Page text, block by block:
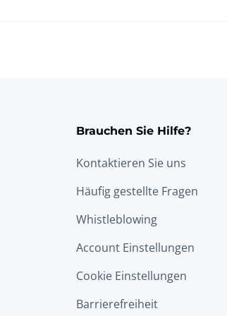
Vakuumtrockner
Brauchen Sie Hilfe?
Kontaktieren Sie uns
Häufig gestellte Fragen
Whistleblowing
Account Einstellungen
Cookie Einstellungen
Barrierefreiheit